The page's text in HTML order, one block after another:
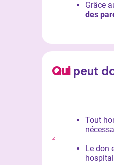
Grâce
des
Quipeut
Tout
Le don